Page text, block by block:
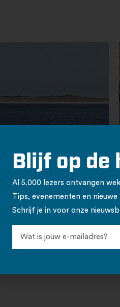
Blijf op de
Al 5.000 lezers ontvangen
Tips, evenementen en nieuwe
Schrijf je in voor onze